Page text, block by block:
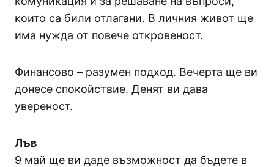
които са били отлагани. В личния живот ще
има нужда от повече откровеност.
Финансово – разумен подход. Вечерта ще ви
донесе спокойствие. Денят ви дава
увереност.
Лъв
9 май ще ви даде възможност да бъдете в